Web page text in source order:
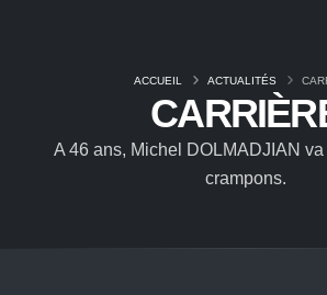
A 46 ans, Michel DOLMADJIAN
crampons.
ACCUEIL ACTUALITÉS